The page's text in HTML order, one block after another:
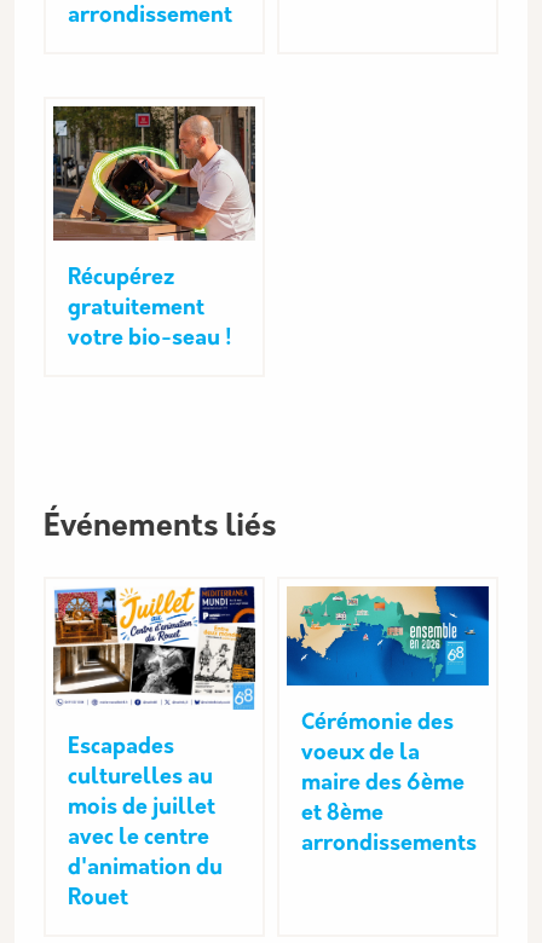
arrondissement
Récupérez
gratuitement
votre bio-seau !
Événements liés
Escapades
culturelles au
mois de juillet
avec le centre
d'animation du
Rouet
Cérémonie des
voeux de la
maire des 6ème
et 8ème
arrondissements